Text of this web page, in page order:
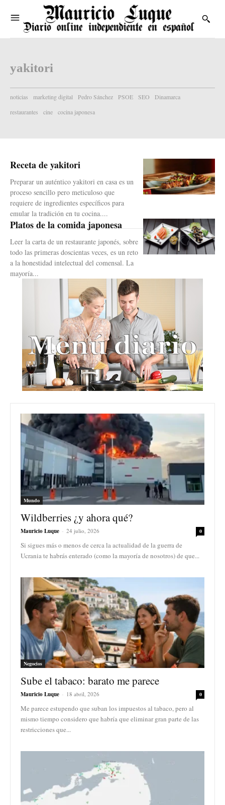
yakitori
noticias marketing digital Pedro Sánchez PSOE SEO
Dinamarca
restaurantes
cine cocina japonesa
Receta de yakitori
Preparar un auténtico yakitori en casa es un
proceso sencillo pero meticuloso que
requiere de ingredientes específicos para
emular la tradición en tu cocina....
Platos de la comida japonesa
Leer la carta de un restaurante japonés, sobre
todo las primeras doscientas veces, es un reto
a la honestidad intelectual del comensal. La
mayoría...
Mundo
Wildberries ¿y ahora qué?
Mauricio Luque - 24 julio, 2026 0
Si sigues más o menos de cerca la actualidad de la guerra de
Ucrania te habrás enterado (como la mayoría de nosotros) de que...
Negocios
Sube el tabaco: barato me parece
Mauricio Luque - 18 abril, 2026 0
Me parece estupendo que suban los impuestos al tabaco, pero al
mismo tiempo considero que habría que eliminar gran parte de las
restricciones que...